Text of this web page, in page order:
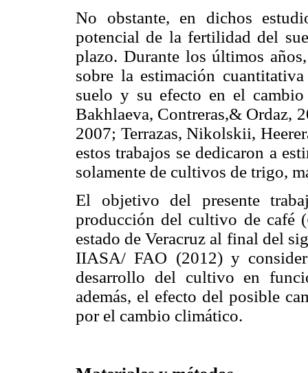
No obstante, en dichos
potencial de la fertilidad del
plazo. Durante los últimos
sobre la estimación
suelo y su efecto en el
Bakhlaeva, Contreras,& Ordaz,
2007; Terrazas, Nikolskii,
estos trabajos se dedicaron a
solamente de cultivos de trigo,
El objetivo del presente
producción del cultivo de café (
estado de Veracruz al final del
IIASA/ FAO (2012) y
desarrollo del cultivo en
además, el efecto del posible
por el cambio climático.